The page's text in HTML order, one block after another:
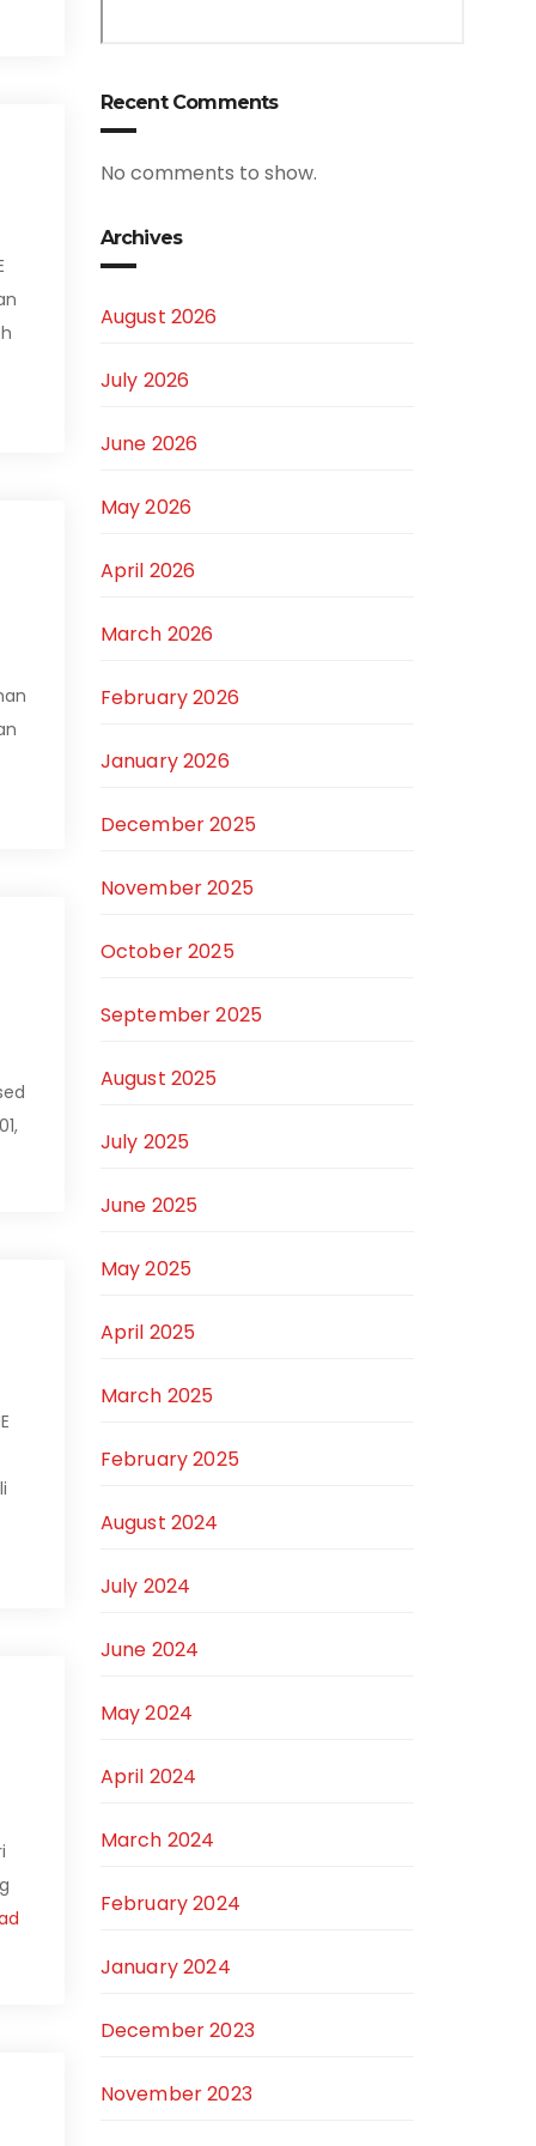
Recent Comments
No comments to show.
Archives
August 2026
July 2026
June 2026
May 2026
April 2026
March 2026
February 2026
January 2026
December 2025
November 2025
October 2025
September 2025
August 2025
July 2025
June 2025
May 2025
April 2025
March 2025
February 2025
August 2024
July 2024
June 2024
May 2024
April 2024
March 2024
February 2024
January 2024
December 2023
November 2023